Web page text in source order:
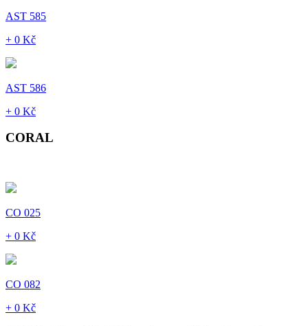
AST 585
+ 0 Kč
AST 586
+ 0 Kč
CORAL
CO 025
+ 0 Kč
CO 082
+ 0 Kč